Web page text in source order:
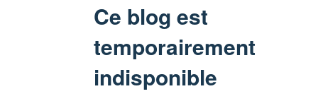
Ce blog est
temporairement
indisponible